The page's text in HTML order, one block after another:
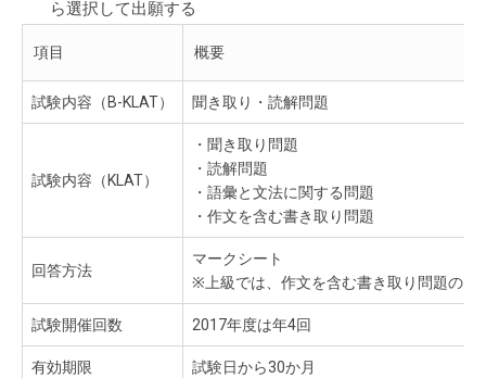
ら選択して出願する
項目 概要
試験内容（B-KLAT） 聞き取り・読解問題
試験内容（KLAT）
・聞き取り問題
・読解問題
・語彙と文法に関する問題
・作文を含む書き取り問題
回答方法
マークシート
※上級では、作文を含む書き取り問題のた
試験開催回数 2017年度は年4回
有効期限 試験日から30か月